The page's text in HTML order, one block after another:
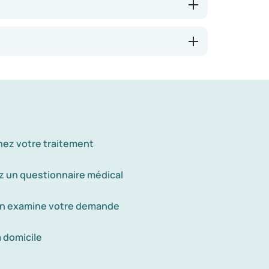
pour votre santé.
votre traitement
un questionnaire médical
examine votre demande
domicile